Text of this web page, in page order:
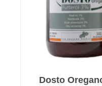
Dosto